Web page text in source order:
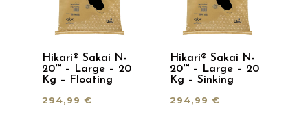
Hikari® Sakai N-
20™ – Large – 20
Kg – Floating
294,99 €
Hikari® Sakai N-
20™ – Large – 20
Kg – Sinking
294,99€